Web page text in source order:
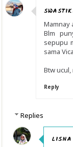
Mamnay
Blm
sepupu
sama
Btw ucul,
Reply
Replies